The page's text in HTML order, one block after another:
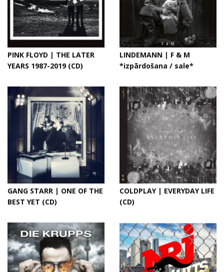
PINK FLOYD | THE LATER
YEARS 1987-2019 (CD)
LINDEMANN | F & M
*izpārdošana / sale*
GANG STARR | ONE OF THE
BEST YET (CD)
COLDPLAY | EVERYDAY LIFE
(CD)